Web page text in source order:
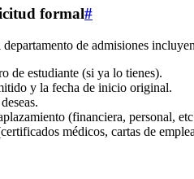
formal#
de admisiones
de estudiante (si ya lo tienes).
y la fecha de inicio original.
(financiera, personal,
médicos, cartas de